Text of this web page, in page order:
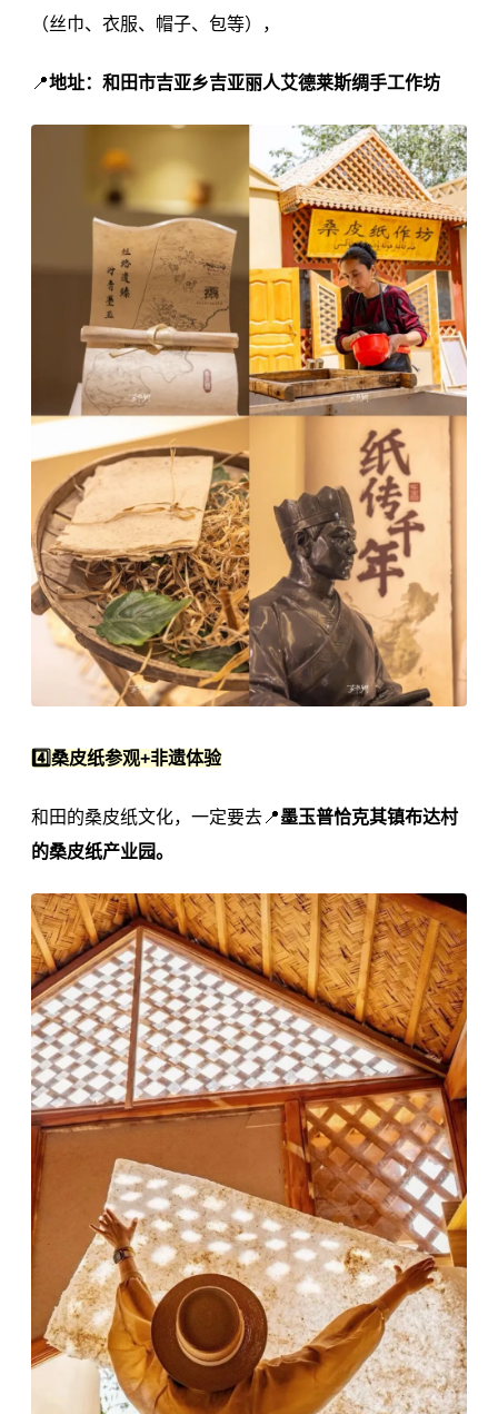
（丝巾、衣服、帽子、包等），
📍‌地址：和田市吉亚乡吉亚丽人艾德莱斯绸手工作坊‌
4️⃣桑皮纸参观+非遗体验
和田的桑皮纸文化，一定要去📍墨玉普恰克其镇布达村
的桑皮纸产业园。